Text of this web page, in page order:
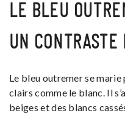
LE BLEU
UN
Le bleu outremer se
clairs comme le blanc. Il
beiges et des blancs